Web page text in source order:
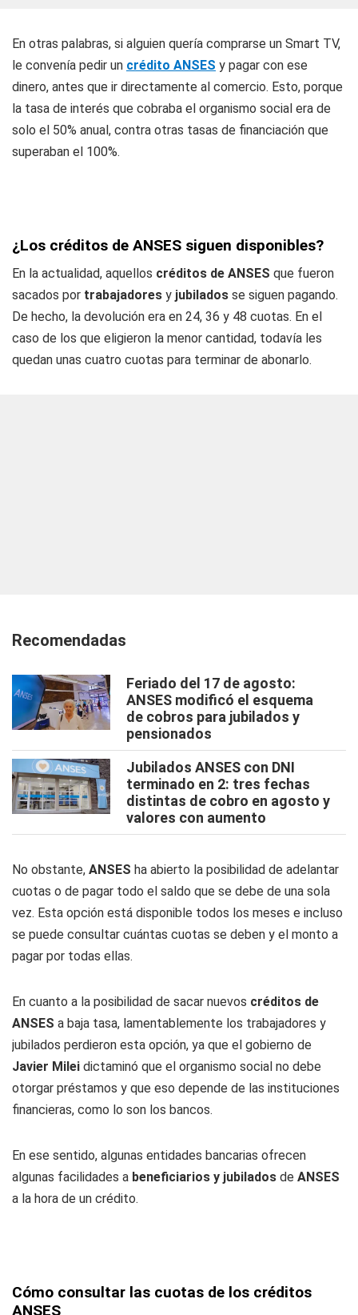
En otras palabras, si alguien quería comprarse un Smart TV,
le convenía pedir un crédito ANSES y pagar con ese
dinero, antes que ir directamente al comercio. Esto, porque
la tasa de interés que cobraba el organismo social era de
solo el 50% anual, contra otras tasas de financiación que
superaban el 100%.
¿Los créditos de ANSES siguen disponibles?
En la actualidad, aquellos créditos de ANSES que fueron
sacados por trabajadores y jubilados se siguen pagando.
De hecho, la devolución era en 24, 36 y 48 cuotas. En el
caso de los que eligieron la menor cantidad, todavía les
quedan unas cuatro cuotas para terminar de abonarlo.
Recomendadas
Feriado del 17 de agosto:
ANSES modificó el esquema
de cobros para jubilados y
pensionados
Jubilados ANSES con DNI
terminado en 2: tres fechas
distintas de cobro en agosto y
valores con aumento
No obstante, ANSES ha abierto la posibilidad de adelantar
cuotas o de pagar todo el saldo que se debe de una sola
vez. Esta opción está disponible todos los meses e incluso
se puede consultar cuántas cuotas se deben y el monto a
pagar por todas ellas.
En cuanto a la posibilidad de sacar nuevos créditos de
ANSES a baja tasa, lamentablemente los trabajadores y
jubilados perdieron esta opción, ya que el gobierno de
Javier Milei dictaminó que el organismo social no debe
otorgar préstamos y que eso depende de las instituciones
financieras, como lo son los bancos.
En ese sentido, algunas entidades bancarias ofrecen
algunas facilidades a beneficiarios y jubilados de ANSES
a la hora de un crédito.
Cómo consultar las cuotas de los créditos
ANSES